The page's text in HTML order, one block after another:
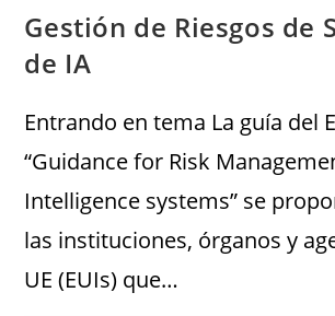
Gestión de Riesgos de
de IA
Entrando en tema La guía del
“Guidance for Risk
Intelligence systems” se
las instituciones, órganos y
UE (EUIs) que…